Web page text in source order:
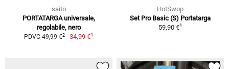
saito
PORTATARGA universale,
regolabile, nero
PDVC 49,99 €2 34,99 €1
HotSwop
Set Pro Basic (S) Portatarga
59,90 €1